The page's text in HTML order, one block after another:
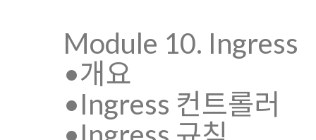
Module 10. Ingress
•개요
•Ingress 컨트롤러